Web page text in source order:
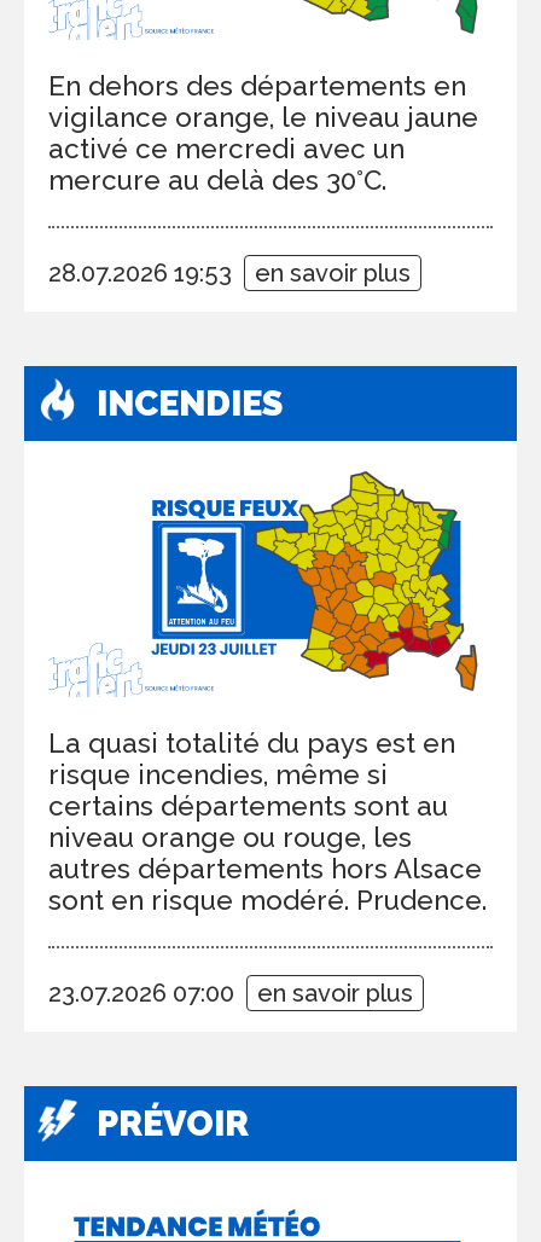
En dehors des départements en
vigilance orange, le niveau jaune
activé ce mercredi avec un
mercure au delà des 30°C.
28.07.2026 19:53 en savoir plus
INCENDIES
La quasi totalité du pays est en
risque incendies, même si
certains départements sont au
niveau orange ou rouge, les
autres départements hors Alsace
sont en risque modéré. Prudence.
23.07.2026 07:00 en savoir plus
PRÉVOIR